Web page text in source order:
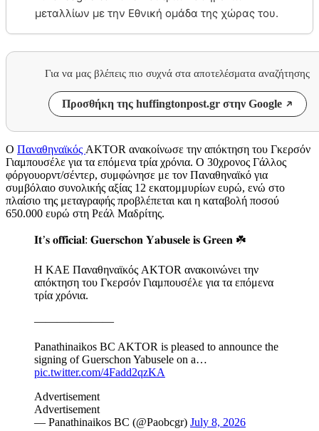
μεταλλίων με την Εθνική ομάδα της χώρας του.
Για να μας βλέπεις πιο συχνά στα αποτελέσματα αναζήτησης
Προσθήκη της huffingtonpost.gr στην Google
Ο Παναθηναϊκός AKTOR ανακοίνωσε την απόκτηση του Γκερσόν
Γιαμπουσέλε για τα επόμενα τρία χρόνια. Ο 30χρονος Γάλλος
φόργουορντ/σέντερ, συμφώνησε με τον Παναθηναϊκό για
συμβόλαιο συνολικής αξίας 12 εκατομμυρίων ευρώ, ενώ στο
πλαίσιο της μεταγραφής προβλέπεται και η καταβολή ποσού
650.000 ευρώ στη Ρεάλ Μαδρίτης.
𝐈𝐭’𝐬 𝐨𝐟𝐟𝐢𝐜𝐢𝐚𝐥: 𝐆𝐮𝐞𝐫𝐬𝐜𝐡𝐨𝐧 𝐘𝐚𝐛𝐮𝐬𝐞𝐥𝐞 𝐢𝐬 𝐆𝐫𝐞𝐞𝐧 ☘️
Η ΚΑΕ Παναθηναϊκός AKTOR ανακοινώνει την
απόκτηση του Γκερσόν Γιαμπουσέλε για τα επόμενα
τρία χρόνια.
———————
Panathinaikos BC AKTOR is pleased to announce the
signing of Guerschon Yabusele on a…
pic.twitter.com/4Fadd2qzKA
Advertisement
Advertisement
— Panathinaikos BC (@Paobcgr) July 8, 2026